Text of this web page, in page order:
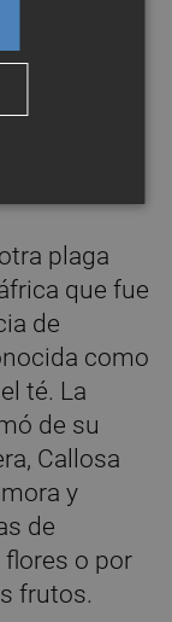
al
cáliz al
lo deja
en los
plaga
que fue
de
como
té. La
de su
Callosa
y
de
o por
frutos.